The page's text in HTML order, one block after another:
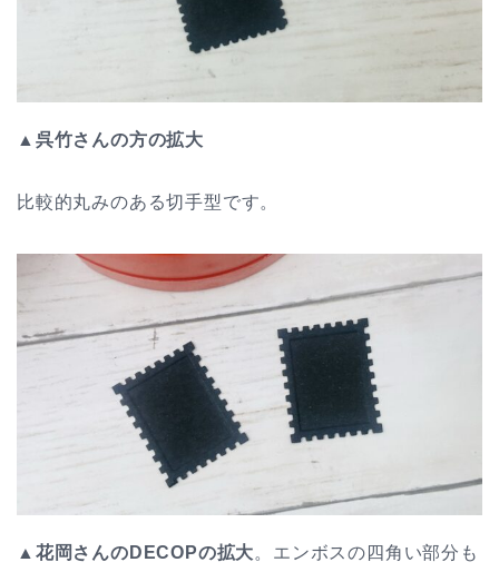
▲呉竹さんの方の拡大
比較的丸みのある切手型です。
▲花岡さんのDECOPの拡大。エンボスの四角い部分も